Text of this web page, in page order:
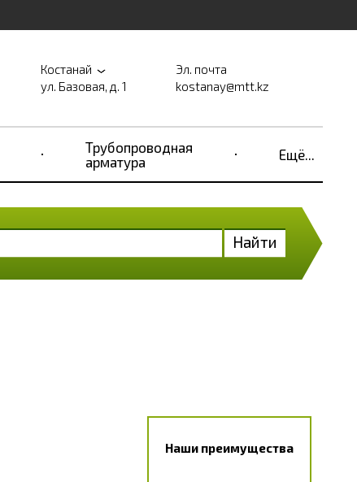
Костанай
ул. Базовая, д. 1
Эл. почта
kostanay@mtt.kz
Трубопроводная
арматура
Ещё...
Найти
Наши преимущества